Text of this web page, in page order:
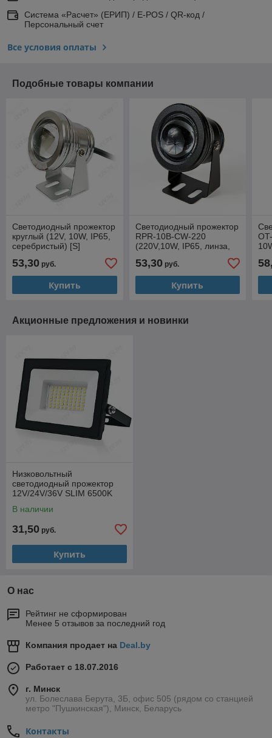
Система «Расчет» (ЕРИП) / E-POS / QR-код /
Персональный счет
Все условия оплаты
Подобные товары компании
Светодиодный прожектор
круглый (12V, 10W, IP65,
серебристый) [S]
53,30 руб.
Купить
Светодиодный прожектор
RPR-10B-CW-220
(220V,10W, IP65, линза,
53,30руб.
Купить
Акционные предложения и новинки
Низковольтный
светодиодный прожектор
12V/24V/36V SLIM 6500K
В наличии
31,50 руб.
Купить
О нас
Рейтинг не сформирован
Менее 5 отзывов за последний год
Компания продает на Deal.by
Работает с 18.07.2016
г. Минск
ул. Болеслава Берута, 3Б, офис 505 (рядом со станцией
метро "Пушкинская"), Минск, Беларусь
Контакты